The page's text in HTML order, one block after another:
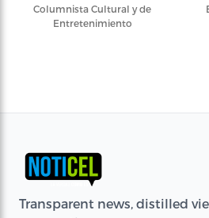
Columnista Cultural y de
Entretenimiento
Transparent news, distilled